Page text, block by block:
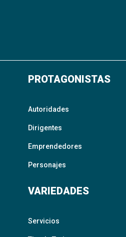
PROTAGONISTAS
Autoridades
Dirigentes
Emprendedores
Personajes
VARIEDADES
Servicios